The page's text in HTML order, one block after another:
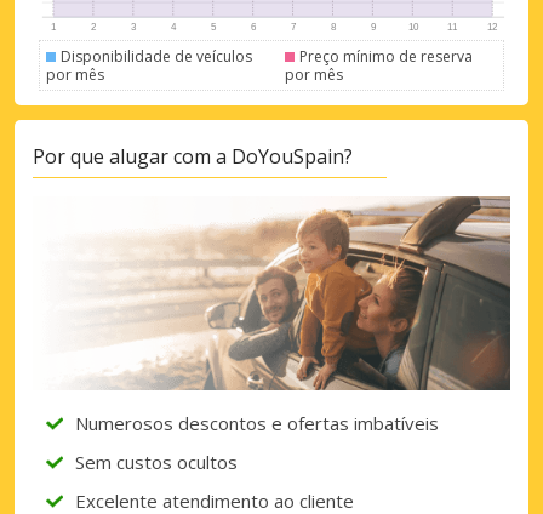
Disponibilidade de veículos
por mês
Preço mínimo de reserva
por mês
Por que alugar com a DoYouSpain?
Numerosos descontos e ofertas imbatíveis
Sem custos ocultos
Excelente atendimento ao cliente